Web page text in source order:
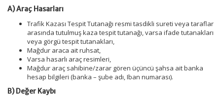
A) Araç Hasarları
Trafik Kazası Tespit Tutanağı resmi tasdikli sureti veya taraflar
arasında tutulmuş kaza tespit tutanağı, varsa ifade tutanakları
veya görgü tespit tutanakları,
Mağdur araca ait ruhsat,
Varsa hasarlı araç resimleri,
Mağdur araç sahibine/zarar gören üçüncü şahsa ait banka
hesap bilgileri (banka – şube adı, Iban numarası).
B) Değer Kaybı